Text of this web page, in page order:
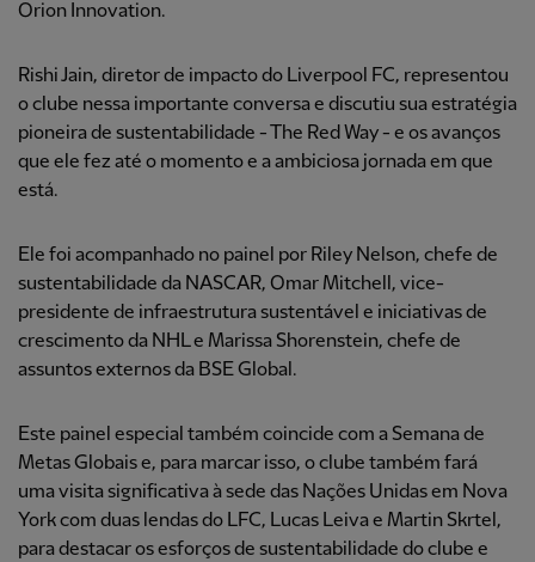
Orion Innovation.
Rishi Jain, diretor de impacto do Liverpool FC, representou
o clube nessa importante conversa e discutiu sua estratégia
pioneira de sustentabilidade - The Red Way - e os avanços
que ele fez até o momento e a ambiciosa jornada em que
está.
Ele foi acompanhado no painel por Riley Nelson, chefe de
sustentabilidade da NASCAR, Omar Mitchell, vice-
presidente de infraestrutura sustentável e iniciativas de
crescimento da NHL e Marissa Shorenstein, chefe de
assuntos externos da BSE Global.
Este painel especial também coincide com a Semana de
Metas Globais e, para marcar isso, o clube também fará
uma visita significativa à sede das Nações Unidas em Nova
York com duas lendas do LFC, Lucas Leiva e Martin Skrtel,
para destacar os esforços de sustentabilidade do clube e